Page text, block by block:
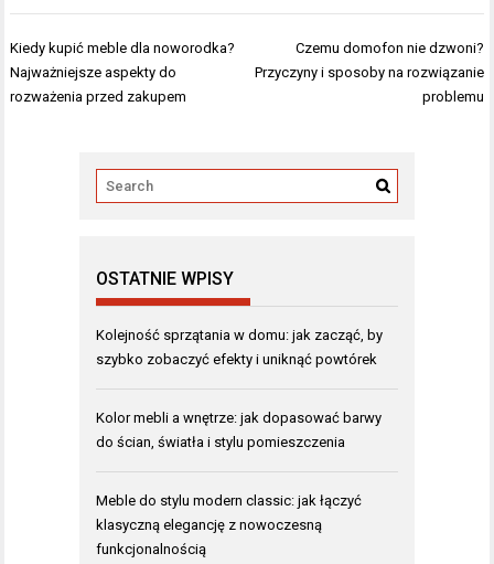
Nawigacja
wpisu
Kiedy kupić meble dla noworodka?
Najważniejsze aspekty do
rozważenia przed zakupem
Czemu domofon nie dzwoni?
Przyczyny i sposoby na rozwiązanie
problemu
OSTATNIE WPISY
Kolejność sprzątania w domu: jak zacząć, by
szybko zobaczyć efekty i uniknąć powtórek
Kolor mebli a wnętrze: jak dopasować barwy
do ścian, światła i stylu pomieszczenia
Meble do stylu modern classic: jak łączyć
klasyczną elegancję z nowoczesną
funkcjonalnością